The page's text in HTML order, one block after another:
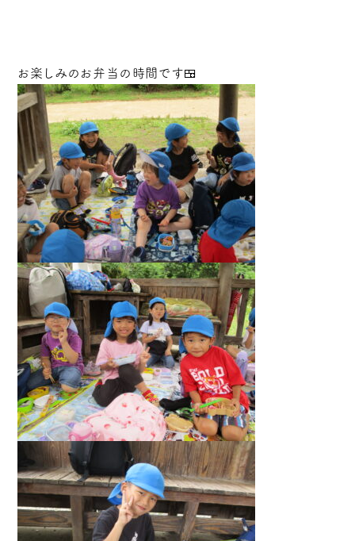
お楽しみのお弁当の時間です🍱